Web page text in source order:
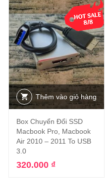
Thêm vào giỏ hàng
Box Chuyển Đổi SSD
Macbook Pro, Macbook
Air 2010 – 2011 To USB
3.0
320.000 ₫